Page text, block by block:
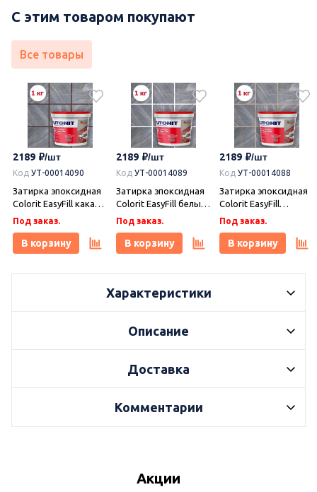
С этим товаром покупают
Все товары
2189
Код УТ-00014090
Затирка эпоксидная
Colorit EasyFill какао 1
кг, Плитонит
Под заказ.
В корзину
2189
Код УТ-00014089
Затирка эпоксидная
Colorit EasyFill белый
1 кг, Плитонит
Под заказ.
В корзину
2189
Код УТ-00014088
Затирка эпоксидная
Colorit EasyFill
бежевый 1 кг,
Плитонит
Под заказ.
В корзину
Характеристики
Описание
Доставка
Комментарии
Акции